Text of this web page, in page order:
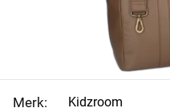
Merk:
Kidzroom